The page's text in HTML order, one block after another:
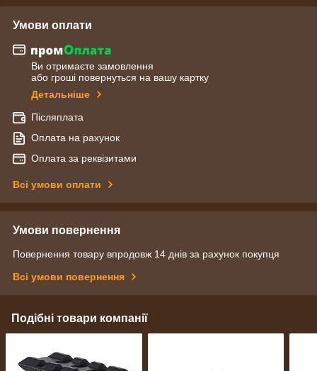
Умови оплати
Ви отримаєте замовлення
або гроші повернуться на вашу картку
Детальніше
Післяплата
Оплата на рахунок
Оплата за реквізитами
Всі умови оплати
Умови повернення
Повернення товару впродовж 14 днів за рахунок покупця
Всі умови повернення
Подібні товари компанії